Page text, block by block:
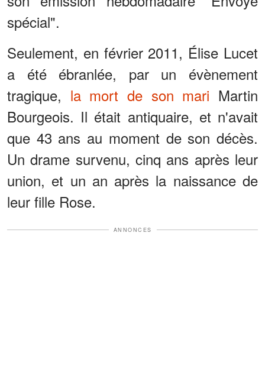
spécial".
Seulement, en février 2011, Élise Lucet
a été ébranlée, par un évènement
tragique, la mort de son mari Martin
Bourgeois. Il était antiquaire, et n'avait
que 43 ans au moment de son décès.
Un drame survenu, cinq ans après leur
union, et un an après la naissance de
leur fille Rose.
ANNONCES